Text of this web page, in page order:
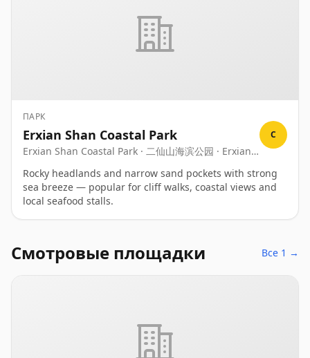
из тофу с креветками и шнитт-луком.
ПАРК
Erxian Shan Coastal Park
Erxian Shan Coastal Park · 二仙山海滨公园 · Erxian
C
Rocky headlands and narrow sand pockets with strong
sea breeze — popular for cliff walks, coastal views and
local seafood stalls.
Смотровые площадки Все 1 →